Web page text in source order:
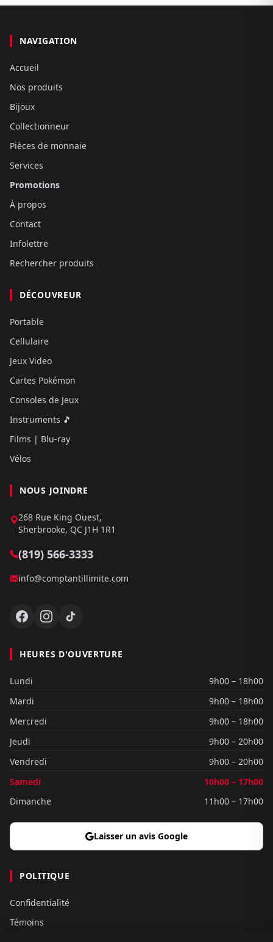
NAVIGATION
Accueil
Nos produits
Bijoux
Collectionneur
Pièces de monnaie
Services
Promotions
À propos
Contact
Infolettre
Rechercher produits
DÉCOUVREUR
Portable
Cellulaire
Jeux Video
Cartes Pokémon
Consoles de Jeux
Instruments 🎵
Films | Blu-ray
Vélos
NOUS JOINDRE
268 Rue King Ouest,
Sherbrooke, QC J1H 1R1
(819) 566-3333
info@comptantillimite.com
HEURES D'OUVERTURE
Lundi
9h00 – 18h00
Mardi
9h00 – 18h00
Mercredi
9h00 – 18h00
Jeudi
9h00 – 20h00
Vendredi
9h00 – 20h00
Samedi
10h00 – 17h00
Dimanche
11h00 – 17h00
Laisser un avis Google
POLITIQUE
Confidentialité
Témoins